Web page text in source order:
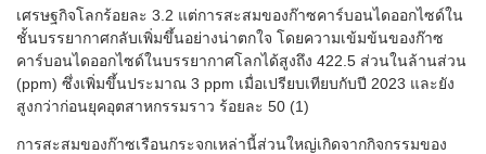
เศรษฐกิจโลกร้อยละ 3.2 แต่การสะสมของก๊าซคาร์บอนไดออกไซด์ใน
ชั้นบรรยากาศกลับเพิ่มขึ้นอย่างน่าตกใจ โดยความเข้มข้นของก๊าซ
คาร์บอนไดออกไซด์ในบรรยากาศโลกได้สูงถึง 422.5 ส่วนในล้านส่วน
(ppm) ซึ่งเพิ่มขึ้นประมาณ 3 ppm เมื่อเปรียบเทียบกับปี 2023 และยัง
สูงกว่าก่อนยุคอุตสาหกรรมราว ร้อยละ 50 (1)
การสะสมของก๊าซเรือนกระจกเหล่านี้ส่วนใหญ่เกิดจากกิจกรรมของ